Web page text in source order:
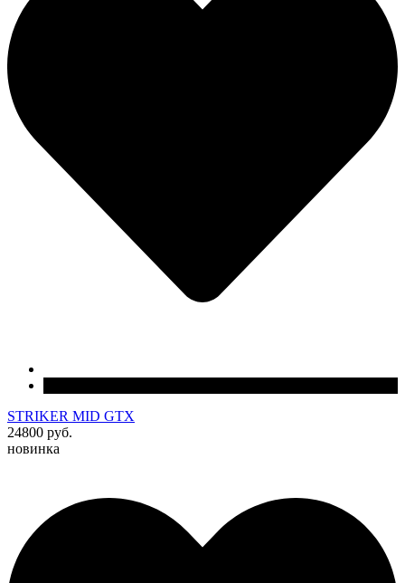
STRIKER MID GTX
24800 руб.
новинка